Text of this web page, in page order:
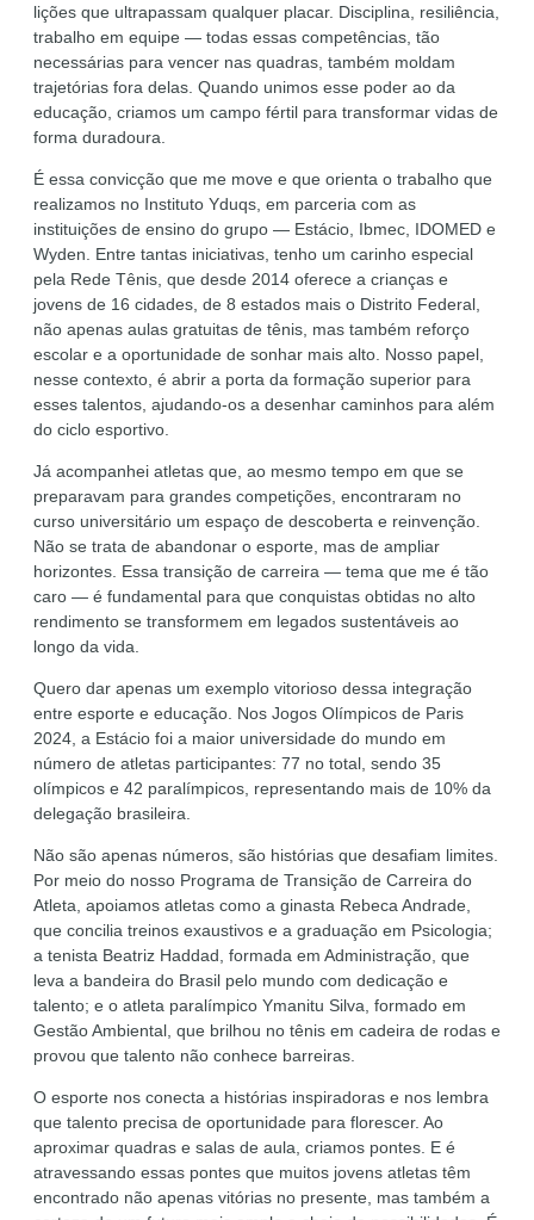
lições que ultrapassam qualquer placar. Disciplina, resiliência,
trabalho em equipe — todas essas competências, tão
necessárias para vencer nas quadras, também moldam
trajetórias fora delas. Quando unimos esse poder ao da
educação, criamos um campo fértil para transformar vidas de
forma duradoura.
É essa convicção que me move e que orienta o trabalho que
realizamos no Instituto Yduqs, em parceria com as
instituições de ensino do grupo — Estácio, Ibmec, IDOMED e
Wyden. Entre tantas iniciativas, tenho um carinho especial
pela Rede Tênis, que desde 2014 oferece a crianças e
jovens de 16 cidades, de 8 estados mais o Distrito Federal,
não apenas aulas gratuitas de tênis, mas também reforço
escolar e a oportunidade de sonhar mais alto. Nosso papel,
nesse contexto, é abrir a porta da formação superior para
esses talentos, ajudando-os a desenhar caminhos para além
do ciclo esportivo.
Já acompanhei atletas que, ao mesmo tempo em que se
preparavam para grandes competições, encontraram no
curso universitário um espaço de descoberta e reinvenção.
Não se trata de abandonar o esporte, mas de ampliar
horizontes. Essa transição de carreira — tema que me é tão
caro — é fundamental para que conquistas obtidas no alto
rendimento se transformem em legados sustentáveis ao
longo da vida.
Quero dar apenas um exemplo vitorioso dessa integração
entre esporte e educação. Nos Jogos Olímpicos de Paris
2024, a Estácio foi a maior universidade do mundo em
número de atletas participantes: 77 no total, sendo 35
olímpicos e 42 paralímpicos, representando mais de 10% da
delegação brasileira.
Não são apenas números, são histórias que desafiam limites.
Por meio do nosso Programa de Transição de Carreira do
Atleta, apoiamos atletas como a ginasta Rebeca Andrade,
que concilia treinos exaustivos e a graduação em Psicologia;
a tenista Beatriz Haddad, formada em Administração, que
leva a bandeira do Brasil pelo mundo com dedicação e
talento; e o atleta paralímpico Ymanitu Silva, formado em
Gestão Ambiental, que brilhou no tênis em cadeira de rodas e
provou que talento não conhece barreiras.
O esporte nos conecta a histórias inspiradoras e nos lembra
que talento precisa de oportunidade para florescer. Ao
aproximar quadras e salas de aula, criamos pontes. E é
atravessando essas pontes que muitos jovens atletas têm
encontrado não apenas vitórias no presente, mas também a